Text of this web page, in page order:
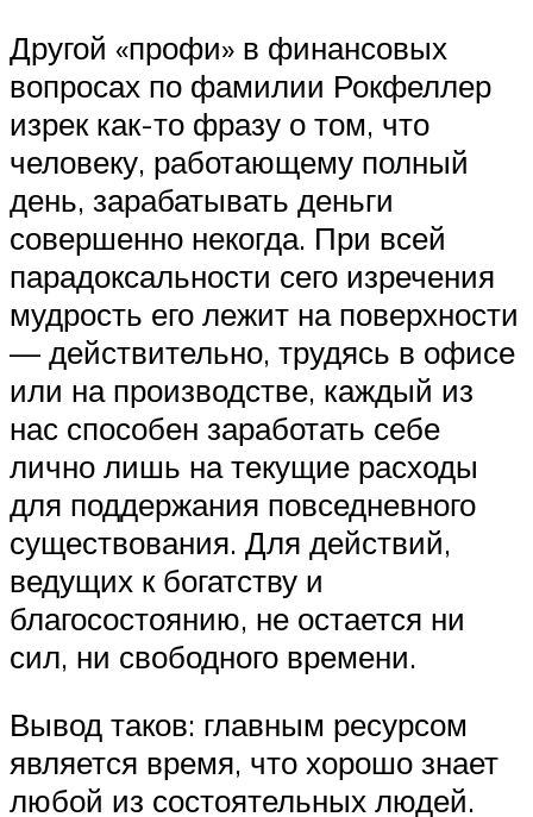
Другой «профи» в финансовых
вопросах по фамилии Рокфеллер
изрек как-то фразу о том, что
человеку, работающему полный
день, зарабатывать деньги
совершенно некогда. При всей
парадоксальности сего изречения
мудрость его лежит на поверхности
— действительно, трудясь в офисе
или на производстве, каждый из
нас способен заработать себе
лично лишь на текущие расходы
для поддержания повседневного
существования. Для действий,
ведущих к богатству и
благосостоянию, не остается ни
сил, ни свободного времени.
Вывод таков: главным ресурсом
является время, что хорошо знает
любой из состоятельных людей.